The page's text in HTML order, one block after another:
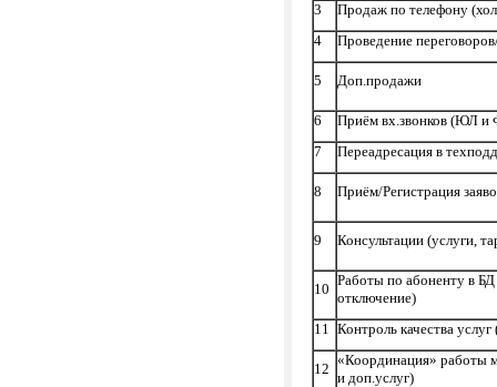
3
Продаж по телефону
4
Проведение
5 Доп.продажи
6
Приём вх.звонков (ЮЛ и
7
Переадресация в
8 Приём/Регистрация
9 Консультации (услуги,
10
Работы по абоненту в
отключение)
11 Контроль качества
12
«Координация» работы
и доп.услуг)